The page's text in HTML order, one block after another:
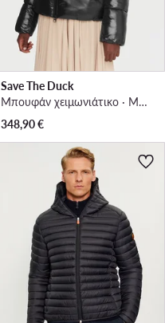
Save The Duck
Μπουφάν χειμωνιάτικο · Μαύρο
348,90€